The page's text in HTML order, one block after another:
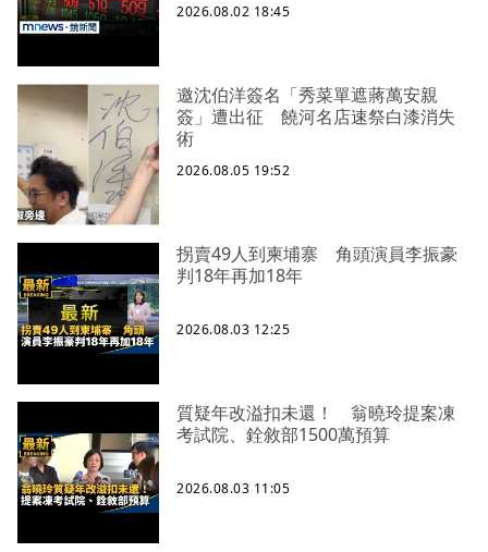
2026.08.02 18:45
邀沈伯洋簽名「秀菜單遮蔣萬安親
簽」遭出征 饒河名店速祭白漆消失
術
2026.08.05 19:52
拐賣49人到柬埔寨 角頭演員李振豪
判18年再加18年
2026.08.03 12:25
質疑年改溢扣未還！ 翁曉玲提案凍
考試院、銓敘部1500萬預算
2026.08.03 11:05